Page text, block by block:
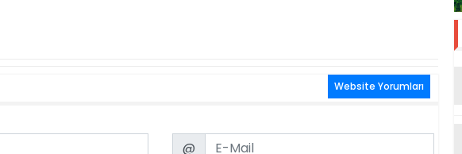
Website Yorumları
Email
@